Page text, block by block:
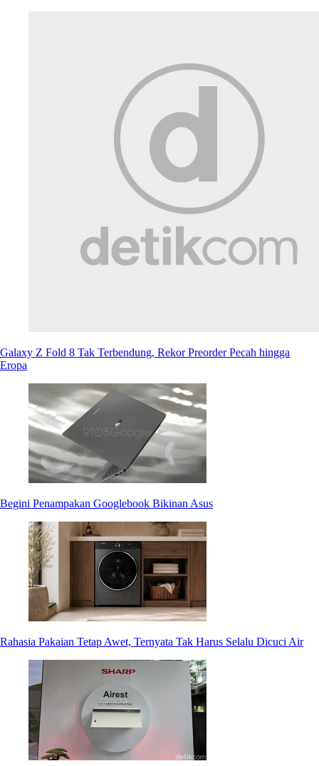
Galaxy Z Fold 8 Tak Terbendung, Rekor Preorder Pecah hingga
Eropa
Begini Penampakan Googlebook Bikinan Asus
Rahasia Pakaian Tetap Awet, Ternyata Tak Harus Selalu Dicuci Air